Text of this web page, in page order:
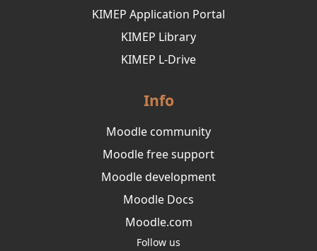
KIMEP Application Portal
KIMEP Library
KIMEP L-Drive
Info
Moodle community
Moodle free support
Moodle development
Moodle Docs
Moodle.com
Follow us